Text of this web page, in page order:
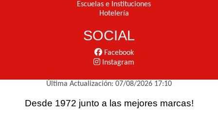
Escuelas e Instituciones
Hotelería
SOCIAL
Facebook
Instagram
Última Actualización: 07/08/2026 17:10
Desde 1972 junto a las mejores marcas!